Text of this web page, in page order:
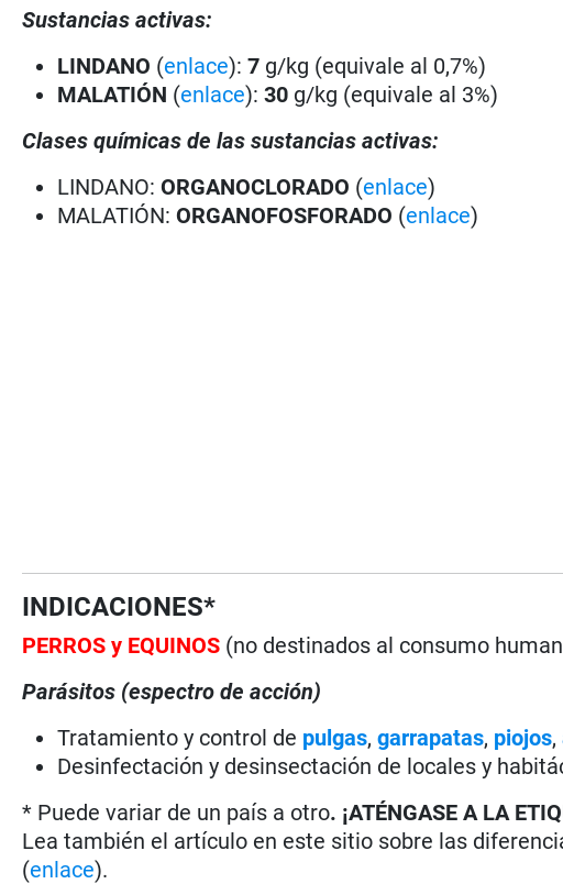
Sustancias activas:
LINDANO (enlace):7 g/kg (equivale al 0,7%)
MALATIÓN (enlace):30 g/kg (equivale al 3%)
Clases químicas de las sustancias activas:
LINDANO:ORGANOCLORADO (enlace)
MALATIÓN:ORGANOFOSFORADO (enlace)
INDICACIONES*
PERROS y EQUINOS (no destinados al consumo
Parásitos (espectro de acción)
Tratamiento y control de pulgas,garrapatas, piojos,
Desinfectación y desinsectación de locales y
* Puede variar de un país a otro. ¡ATÉNGASE A LA
Lea también el artículo en este sitio sobre las
(enlace).